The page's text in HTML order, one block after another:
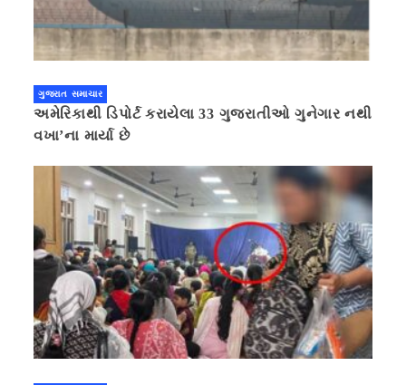
ગુજરાત સમાચાર
અમેરિકાથી ડિપોર્ટ કરાયેલા 33 ગુજરાતીઓ ગુનેગાર નથી
વખા’ના માર્યા છે